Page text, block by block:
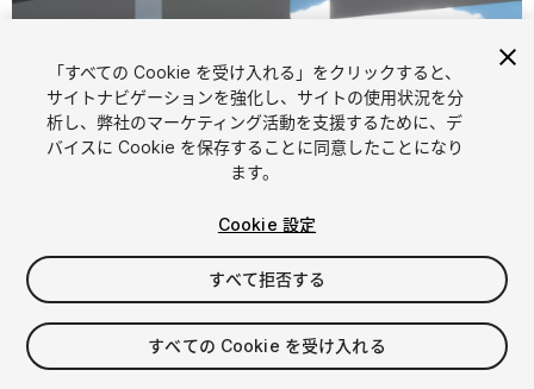
1/ 10
$15
消費税は決済時に計算されます
「すべての Cookie を受け入れる」をクリックすると、
サイトナビゲーションを強化し、サイトの使用状況を分
析し、弊社のマーケティング活動を支援するために、デ
バイスに Cookie を保存することに同意したことになり
ます。
Cookie 設定
すべて拒否する
すべての Cookie を受け入れる